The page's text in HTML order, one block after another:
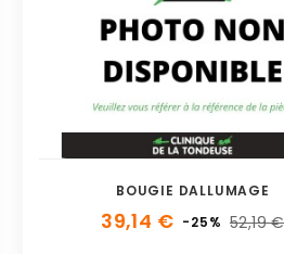
BOUGIE DALLUMAGE
39,14 € -25% 52,19 €